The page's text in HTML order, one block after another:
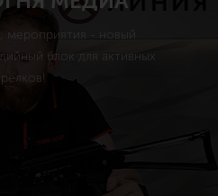
мероприятия - новый
блок для активных